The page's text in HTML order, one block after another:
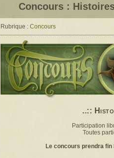
Concours :
Rubrique : Concours
..::
Participation
Toutes
Le concours prendra fin